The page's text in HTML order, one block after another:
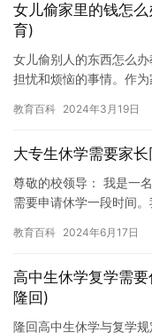
女儿偷家里的钱怎
育)
女儿偷别人的东西怎么
担忧和烦恼的事情。作
些教…
教育百科 2024年3月19日
大专生休学需要家
尊敬的校领导： 我是一
需要申请休学一段时间
题…
教育百科 2024年6月17日
高中生休学复学需
隆回)
隆回高中生休学与复学